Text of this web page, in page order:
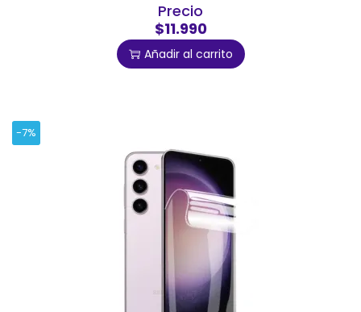
Precio
$11.990
Añadir al carrito
-7%